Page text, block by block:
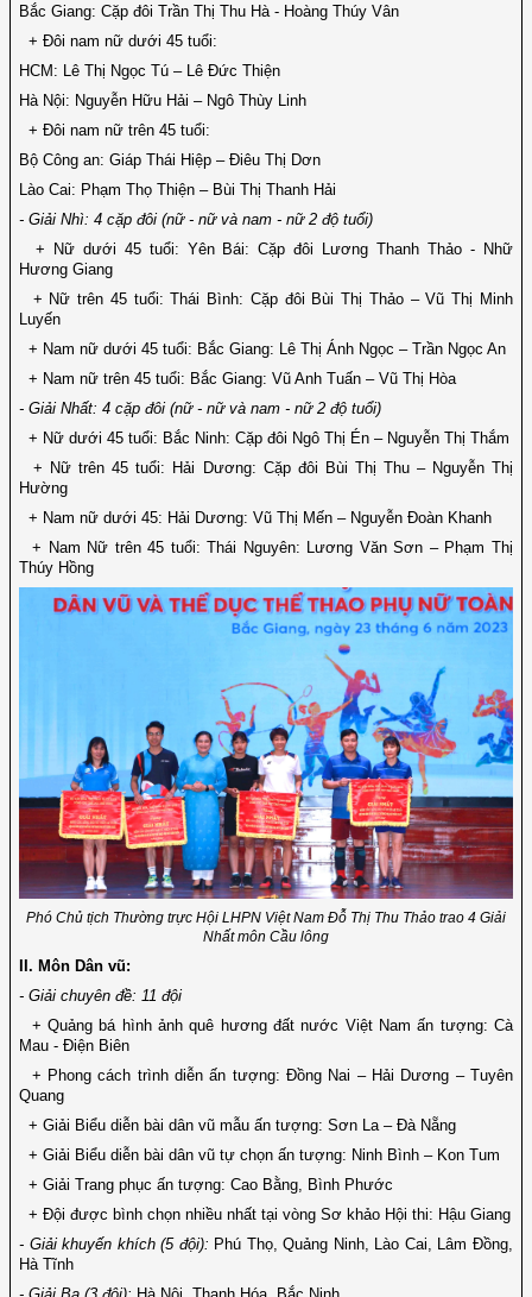
Bắc Giang: Cặp đôi Trần Thị Thu Hà - Hoàng Thúy Vân
+ Đôi nam nữ dưới 45 tuổi:
HCM: Lê Thị Ngọc Tú – Lê Đức Thiện
Hà Nội: Nguyễn Hữu Hải – Ngô Thùy Linh
+ Đôi nam nữ trên 45 tuổi:
Bộ Công an: Giáp Thái Hiệp – Điêu Thị Dơn
Lào Cai: Phạm Thọ Thiện – Bùi Thị Thanh Hải
- Giải Nhì: 4 cặp đôi (nữ - nữ và nam - nữ 2 độ tuổi)
+ Nữ dưới 45 tuổi: Yên Bái: Cặp đôi Lương Thanh Thảo - Nhữ
Hương Giang
+ Nữ trên 45 tuổi: Thái Bình: Cặp đôi Bùi Thị Thảo – Vũ Thị Minh
Luyến
+ Nam nữ dưới 45 tuổi: Bắc Giang: Lê Thị Ánh Ngọc – Trần Ngọc An
+ Nam nữ trên 45 tuổi: Bắc Giang: Vũ Anh Tuấn – Vũ Thị Hòa
- Giải Nhất: 4 cặp đôi (nữ - nữ và nam - nữ 2 độ tuổi)
+ Nữ dưới 45 tuổi: Bắc Ninh: Cặp đôi Ngô Thị Én – Nguyễn Thị Thắm
+ Nữ trên 45 tuổi: Hải Dương: Cặp đôi Bùi Thị Thu – Nguyễn Thị
Hường
+ Nam nữ dưới 45: Hải Dương: Vũ Thị Mến – Nguyễn Đoàn Khanh
+ Nam Nữ trên 45 tuổi: Thái Nguyên: Lương Văn Sơn – Phạm Thị
Thúy Hồng
Phó Chủ tịch Thường trực Hội LHPN Việt Nam Đỗ Thị Thu Thảo trao 4 Giải
Nhất môn Cầu lông
II. Môn Dân vũ:
- Giải chuyên đề: 11 đội
+ Quảng bá hình ảnh quê hương đất nước Việt Nam ấn tượng: Cà
Mau - Điện Biên
+ Phong cách trình diễn ấn tượng: Đồng Nai – Hải Dương – Tuyên
Quang
+ Giải Biểu diễn bài dân vũ mẫu ấn tượng: Sơn La – Đà Nẵng
+ Giải Biểu diễn bài dân vũ tự chọn ấn tượng: Ninh Bình – Kon Tum
+ Giải Trang phục ấn tượng: Cao Bằng, Bình Phước
+ Đội được bình chọn nhiều nhất tại vòng Sơ khảo Hội thi: Hậu Giang
- Giải khuyến khích (5 đội): Phú Thọ, Quảng Ninh, Lào Cai, Lâm Đồng,
Hà Tĩnh